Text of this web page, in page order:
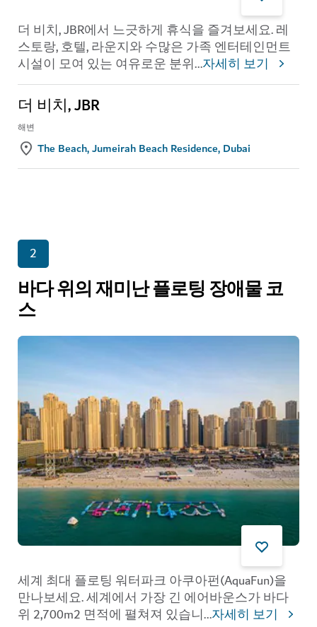
더 비치, JBR에서 느긋하게 휴식을 즐겨보세요. 레
스토랑, 호텔, 라운지와 수많은 가족 엔터테인먼트
시설이 모여 있는 여유로운 분위...자세히 보기
더 비치, JBR
해변
The Beach, Jumeirah Beach Residence, Dubai
2
바다 위의 재미난 플로팅 장애물 코
스
세계 최대 플로팅 워터파크 아쿠아펀(AquaFun)을
만나보세요. 세계에서 가장 긴 에어바운스가 바다
위 2,700m2 면적에 펼쳐져 있습니...자세히 보기